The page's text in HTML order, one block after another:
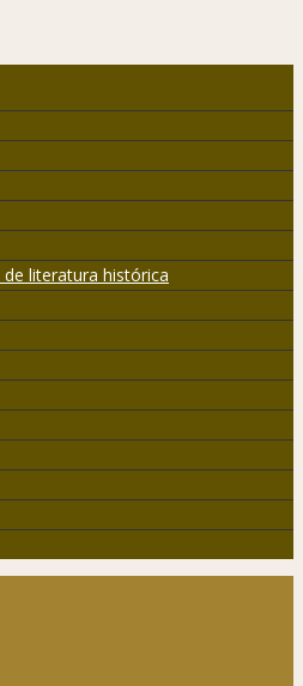
de literatura histórica